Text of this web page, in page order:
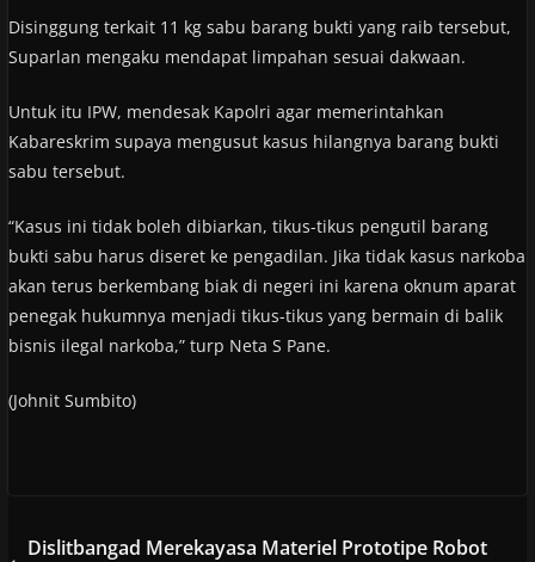
Disinggung terkait 11 kg sabu barang bukti yang raib tersebut,
Suparlan mengaku mendapat limpahan sesuai dakwaan.
Untuk itu IPW, mendesak Kapolri agar memerintahkan
Kabareskrim supaya mengusut kasus hilangnya barang bukti
sabu tersebut.
“Kasus ini tidak boleh dibiarkan, tikus-tikus pengutil barang
bukti sabu harus diseret ke pengadilan. Jika tidak kasus narkoba
akan terus berkembang biak di negeri ini karena oknum aparat
penegak hukumnya menjadi tikus-tikus yang bermain di balik
bisnis ilegal narkoba,” turp Neta S Pane.
(Johnit Sumbito)
Dislitbangad Merekayasa Materiel Prototipe Robot